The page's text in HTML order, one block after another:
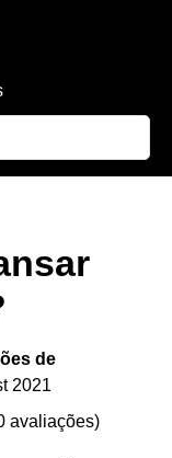
de
2021
avaliações)